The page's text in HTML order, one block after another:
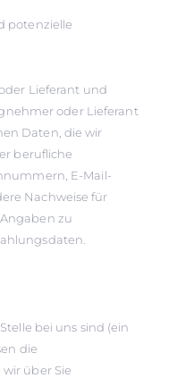
potenzielle
Lieferant und
oder Lieferant
Daten, die wir
berufliche
E-Mail-
Nachweise für
zu
bei uns sind (ein
die
über Sie